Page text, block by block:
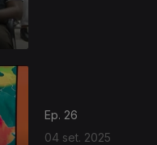
Ep. 26
04 set. 2025